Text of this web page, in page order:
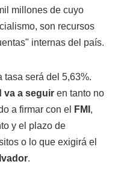
millones de cuyo
son recursos
internas del país.
tasa será del 5,63%.
va a seguir en tanto no
a firmar con el
FMI ,
y el plazo de
o lo que exigirá el
.